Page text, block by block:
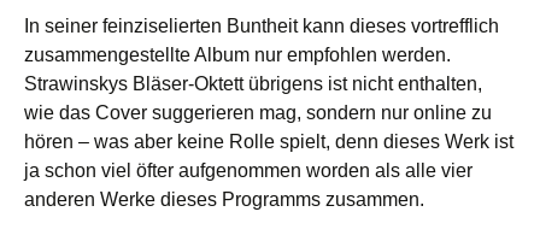
In seiner feinziselierten Buntheit kann dieses vortrefflich
zusammengestellte Album nur empfohlen werden.
Strawinskys Bläser-Oktett übrigens ist nicht enthalten,
wie das Cover suggerieren mag, sondern nur online zu
hören – was aber keine Rolle spielt, denn dieses Werk ist
ja schon viel öfter aufgenommen worden als alle vier
anderen Werke dieses Programms zusammen.